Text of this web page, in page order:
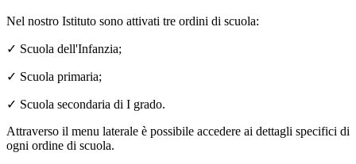
Nel nostro Istituto sono attivati tre ordini di scuola:
✓ Scuola dell'Infanzia;
✓ Scuola primaria;
✓ Scuola secondaria di I grado.
Attraverso il menu laterale è possibile accedere ai dettagli specifici di
ogni ordine di scuola.